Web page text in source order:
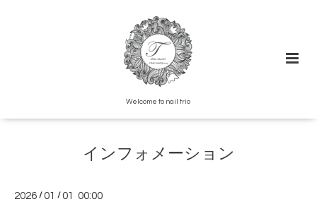
Welcome to nail trio
インフォメーション
2026 /01 /01 00:00